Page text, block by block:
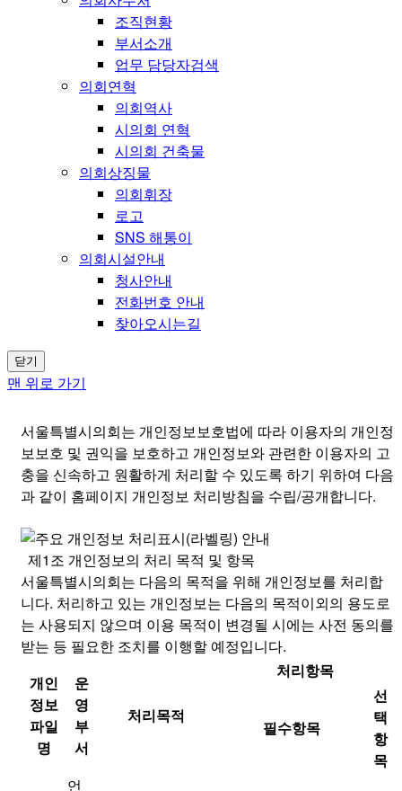
조직현황
부서소개
업무 담당자검색
의회연혁
의회역사
시의회 연혁
시의회 건축물
의회상징물
의회휘장
로고
SNS 해통이
의회시설안내
청사안내
전화번호 안내
찾아오시는길
닫기
맨 위로 가기
서울특별시의회는 개인정보보호법에 따라 이용자의 개인정
보보호 및 권익을 보호하고 개인정보와 관련한 이용자의 고
충을 신속하고 원활하게 처리할 수 있도록 하기 위하여 다음
과 같이 홈페이지 개인정보 처리방침을 수립/공개합니다.
제1조 개인정보의 처리 목적 및 항목
서울특별시의회는 다음의 목적을 위해 개인정보를 처리합
니다. 처리하고 있는 개인정보는 다음의 목적이외의 용도로
는 사용되지 않으며 이용 목적이 변경될 시에는 사전 동의를
받는 등 필요한 조치를 이행할 예정입니다.
개인
정보
파일
명
운
영
부
서
처리목적
처리항목
필수항목
선
택
항
목
언